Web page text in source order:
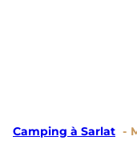
Camping à Sarlat